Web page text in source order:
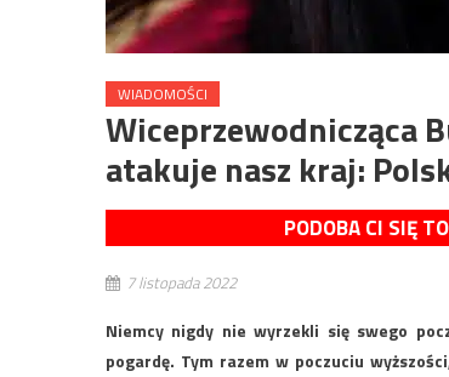
WIADOMOŚCI
Wiceprzewodnicząca
atakuje nasz kraj:
PODOBA CI SIĘ
7 listopada 2022
Niemcy nigdy nie wyrzekli się swego
pogardę. Tym razem w poczuciu